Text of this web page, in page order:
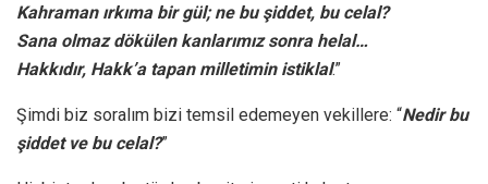
Kahraman ırkıma bir gül; ne bu şiddet, bu celal?
Sana olmaz dökülen kanlarımız sonra helal…
Hakkıdır, Hakk’a tapan milletimin istiklal.”
Şimdi biz soralım bizi temsil edemeyen vekillere: “Nedir bu
şiddet ve bu celal?”